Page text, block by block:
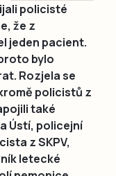
policisté
že z
jeden pacient.
bylo
Rozjela se
policistů z
také
Ústí, policejní
z SKPV,
letecké